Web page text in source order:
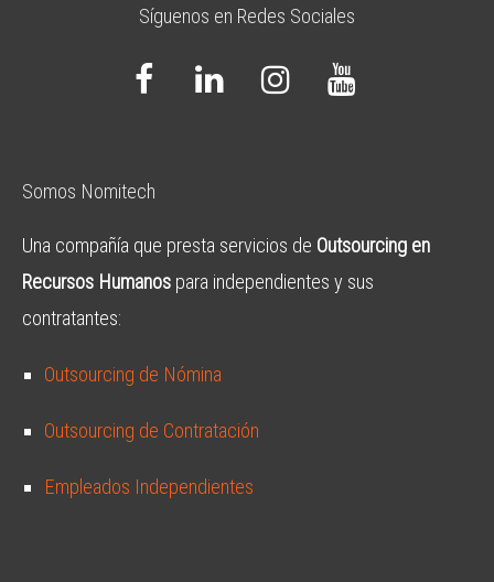
Síguenos en Redes Sociales
Somos Nomitech
Una compañía que presta servicios de Outsourcing en
Recursos Humanos para independientes y sus
contratantes:
Outsourcing de Nómina
Outsourcing de Contratación
Empleados Independientes